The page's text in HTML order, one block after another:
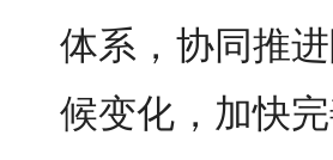
体系，协同推
候变化，加快